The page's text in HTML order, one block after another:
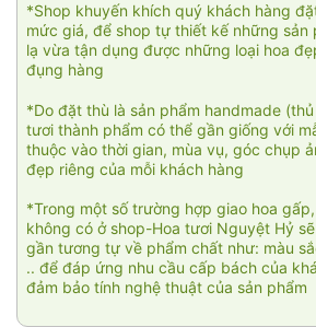
*Shop khuyến khích quý khách hàng
mức giá, để shop tự thiết kế những sản
lạ vừa tận dụng được những loại hoa
đụng hàng
*Do đặt thù là sản phẩm handmade
tươi thành phẩm có thể gần giống với
thuộc vào thời gian, mùa vụ, góc chụp
đẹp riêng của mỗi khách hàng
*Trong một số trường hợp giao hoa
không có ở shop-Hoa tươi Nguyệt Hỷ
gần tương tự về phẩm chất như: màu
.. để đáp ứng nhu cầu cấp bách của
đảm bảo tính nghệ thuật của sản phẩm